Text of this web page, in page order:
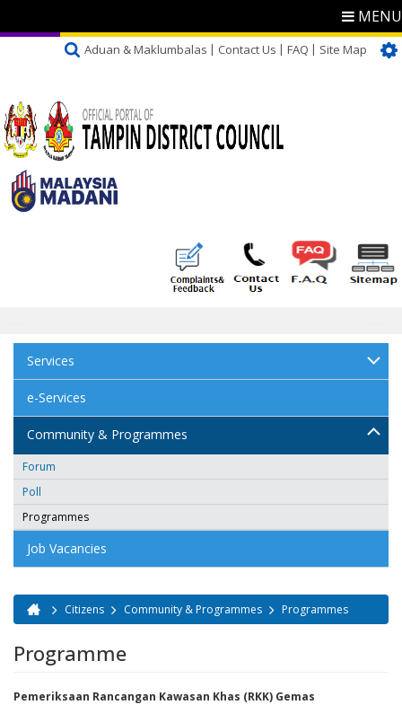
MENU
Aduan & Maklumbalas Contact Us FAQ Site Map
Services
e-Services
Community & Programmes
Forum
Poll
Programmes
Job Vacancies
You are here
Citizens Community & Programmes Programmes
Programme
Pemeriksaan Rancangan Kawasan Khas (RKK) Gemas